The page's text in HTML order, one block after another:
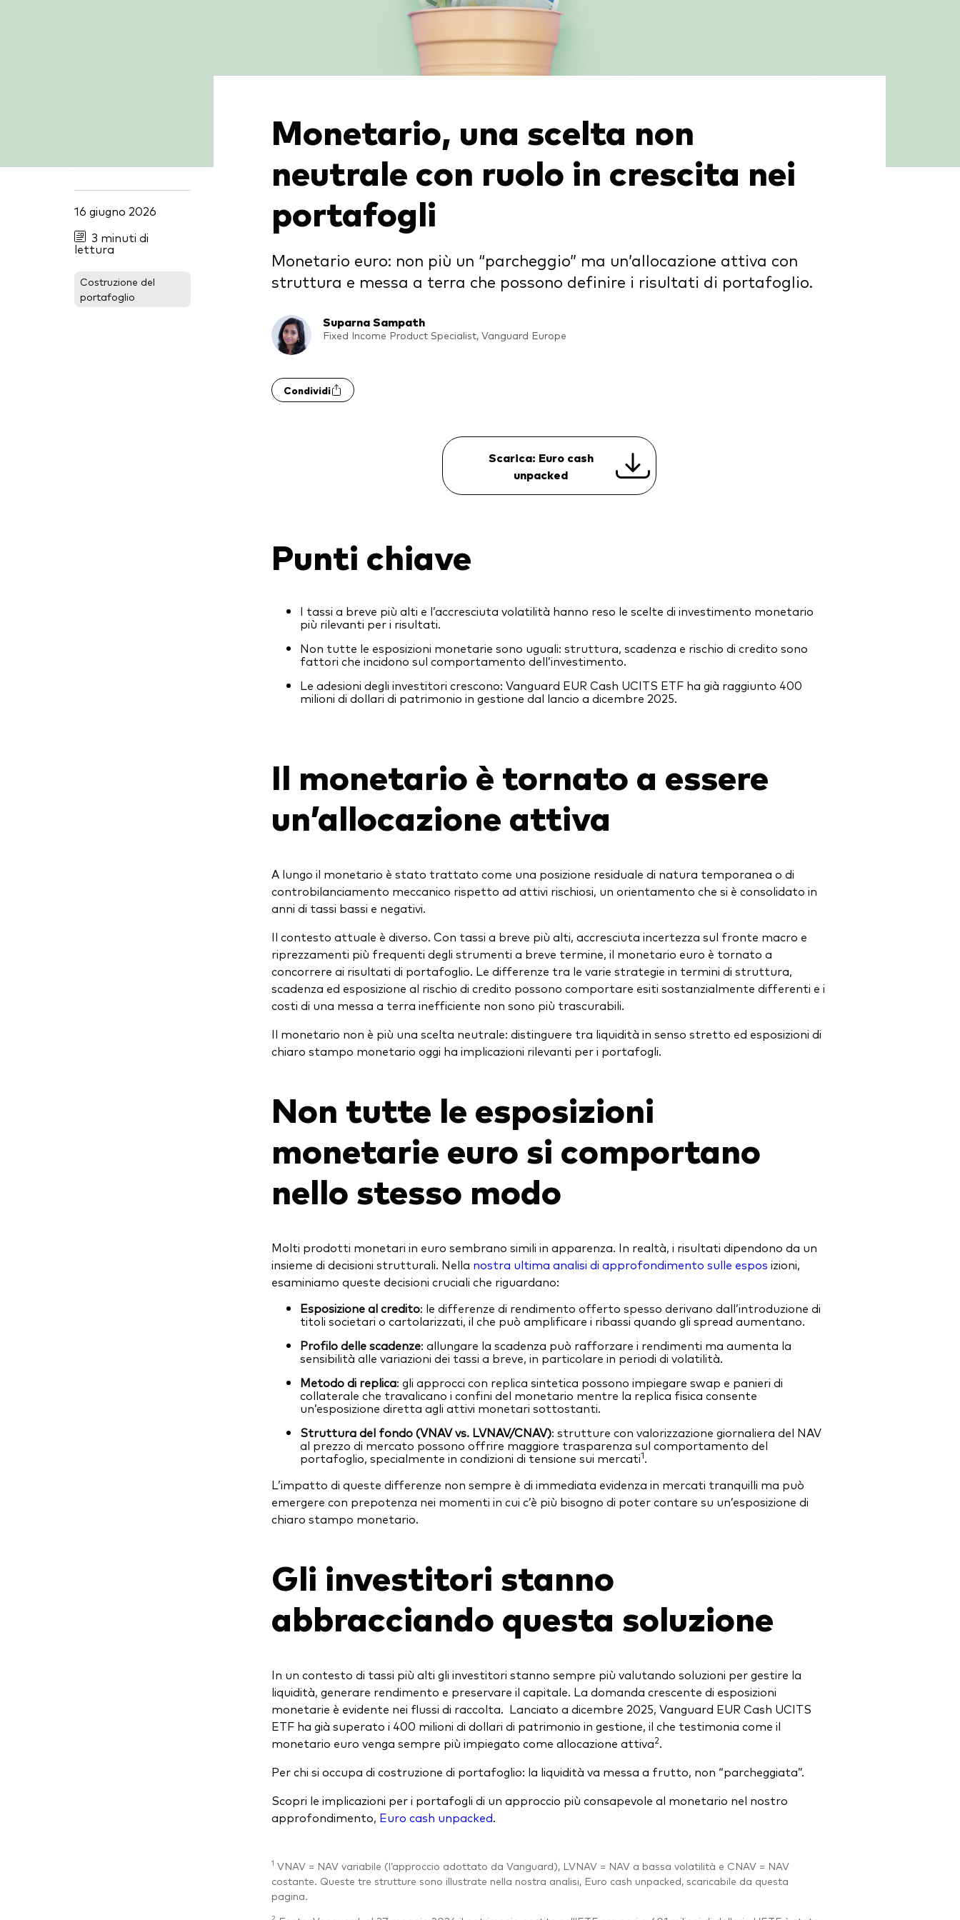
Mercato monetario
16 giugno 2026
3 minuti di
lettura
Costruzione del
portafoglio
Monetario, una scelta non
neutrale con ruolo in crescita nei
portafogli
Monetario euro: non più un “parcheggio” ma un’allocazione attiva con
struttura e messa a terra che possono definire i risultati di portafoglio.
Suparna Sampath
Fixed Income Product Specialist, Vanguard Europe
Condividi
Scarica: Euro cash
unpacked
Punti chiave
I tassi a breve più alti e l’accresciuta volatilità hanno reso le scelte di investimento monetario
più rilevanti per i risultati.
Non tutte le esposizioni monetarie sono uguali: struttura, scadenza e rischio di credito sono
fattori che incidono sul comportamento dell’investimento.
Le adesioni degli investitori crescono: Vanguard EUR Cash UCITS ETF ha già raggiunto 400
milioni di dollari di patrimonio in gestione dal lancio a dicembre 2025.
Il monetario è tornato a essere
un’allocazione attiva
A lungo il monetario è stato trattato come una posizione residuale di natura temporanea o di
controbilanciamento meccanico rispetto ad attivi rischiosi, un orientamento che si è consolidato in
anni di tassi bassi e negativi.
Il contesto attuale è diverso. Con tassi a breve più alti, accresciuta incertezza sul fronte macro e
riprezzamenti più frequenti degli strumenti a breve termine, il monetario euro è tornato a
concorrere ai risultati di portafoglio. Le differenze tra le varie strategie in termini di struttura,
scadenza ed esposizione al rischio di credito possono comportare esiti sostanzialmente differenti e i
costi di una messa a terra inefficiente non sono più trascurabili.
Il monetario non è più una scelta neutrale: distinguere tra liquidità in senso stretto ed esposizioni di
chiaro stampo monetario oggi ha implicazioni rilevanti per i portafogli.
Non tutte le esposizioni
monetarie euro si comportano
nello stesso modo
Molti prodotti monetari in euro sembrano simili in apparenza. In realtà, i risultati dipendono da un
insieme di decisioni strutturali. Nella nostra ultima analisi di approfondimento sulle espos izioni,
esaminiamo queste decisioni cruciali che riguardano:
Esposizione al credito: le differenze di rendimento offerto spesso derivano dall’introduzione di
titoli societari o cartolarizzati, il che può amplificare i ribassi quando gli spread aumentano.
Profilo delle scadenze: allungare la scadenza può rafforzare i rendimenti ma aumenta la
sensibilità alle variazioni dei tassi a breve, in particolare in periodi di volatilità.
Metodo di replica: gli approcci con replica sintetica possono impiegare swap e panieri di
collaterale che travalicano i confini del monetario mentre la replica fisica consente
un’esposizione diretta agli attivi monetari sottostanti.
Struttura del fondo (VNAV vs. LVNAV/CNAV): strutture con valorizzazione giornaliera del NAV
al prezzo di mercato possono offrire maggiore trasparenza sul comportamento del
portafoglio, specialmente in condizioni di tensione sui mercati1.
L’impatto di queste differenze non sempre è di immediata evidenza in mercati tranquilli ma può
emergere con prepotenza nei momenti in cui c’è più bisogno di poter contare su un’esposizione di
chiaro stampo monetario.
Gli investitori stanno
abbracciando questa soluzione
In un contesto di tassi più alti gli investitori stanno sempre più valutando soluzioni per gestire la
liquidità, generare rendimento e preservare il capitale. La domanda crescente di esposizioni
monetarie è evidente nei flussi di raccolta. Lanciato a dicembre 2025, Vanguard EUR Cash UCITS
ETF ha già superato i 400 milioni di dollari di patrimonio in gestione, il che testimonia come il
monetario euro venga sempre più impiegato come allocazione attiva2.
Per chi si occupa di costruzione di portafoglio: la liquidità va messa a frutto, non “parcheggiata”.
Scopri le implicazioni per i portafogli di un approccio più consapevole al monetario nel nostro
approfondimento, Euro cash unpacked.
1 VNAV = NAV variabile (l’approccio adottato da Vanguard), LVNAV = NAV a bassa volatilità e CNAV = NAV
costante. Queste tre strutture sono illustrate nella nostra analisi, Euro cash unpacked, scaricabile da questa
pagina.
2